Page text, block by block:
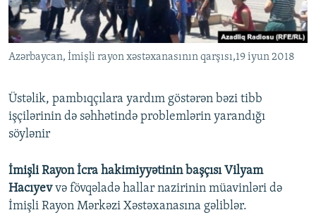
Azərbaycan, İmişli rayon xəstəxanasının qarşısı,19 iyun 2018
Üstəlik, pambıqçılara yardım göstərən bəzi tibb
işçilərinin də səhhətində problemlərin yarandığı
söylənir
İmişli Rayon İcra hakimiyyətinin başçısı Vilyam
Hacıyevvə fövqəladə hallar nazirinin müavinləri də
İmişli Rayon Mərkəzi Xəstəxanasına gəliblər.